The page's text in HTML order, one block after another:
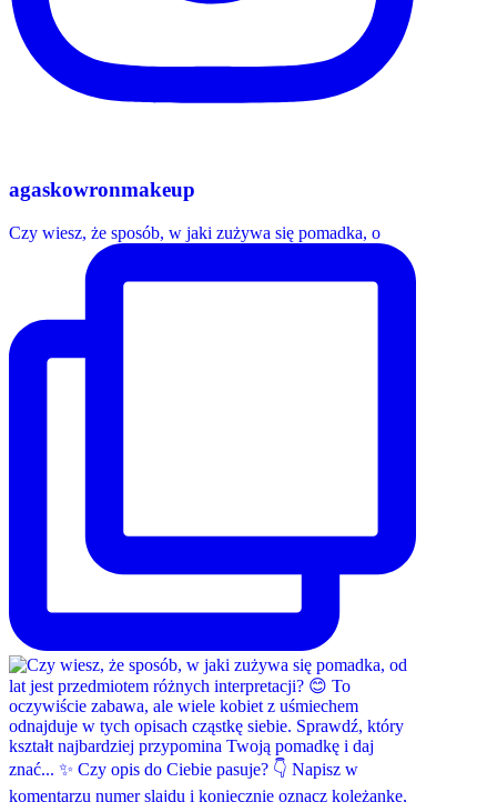
agaskowronmakeup
Czy wiesz, że sposób, w jaki zużywa się pomadka, o